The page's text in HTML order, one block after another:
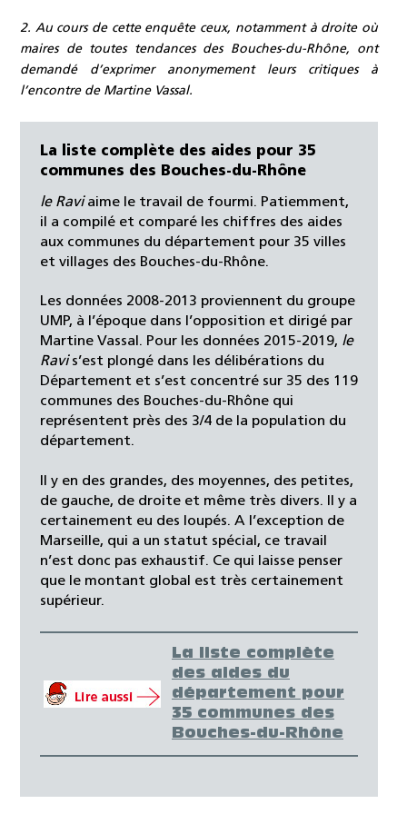
2. Au cours de cette enquête ceux, notamment à droite où
maires de toutes tendances des Bouches-du-Rhône, ont
demandé d’exprimer anonymement leurs critiques à
l’encontre de Martine Vassal.
La liste complète des aides pour 35
communes des Bouches-du-Rhône
le Raviaime le travail de fourmi. Patiemment,
il a compilé et comparé les chiffres des aides
aux communes du département pour 35 villes
et villages des Bouches-du-Rhône.
Les données 2008-2013 proviennent du groupe
UMP, à l’époque dans l’opposition et dirigé par
Martine Vassal. Pour les données 2015-2019, le
Ravis’est plongé dans les délibérations du
Département et s’est concentré sur 35 des 119
communes des Bouches-du-Rhône qui
représentent près des 3/4 de la population du
département.
Il y en des grandes, des moyennes, des petites,
de gauche, de droite et même très divers. Il y a
certainement eu des loupés. A l’exception de
Marseille, qui a un statut spécial, ce travail
n’est donc pas exhaustif. Ce qui laisse penser
que le montant global est très certainement
supérieur.
La liste complète
des aides du
département pour
35 communes des
Bouches-du-Rhône